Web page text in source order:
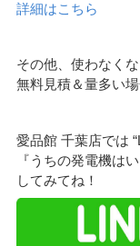
詳細はこちら
その他、使わなく
無料見積＆量多い
愛品館 千葉店では
『うちの発電機は
してみてね！